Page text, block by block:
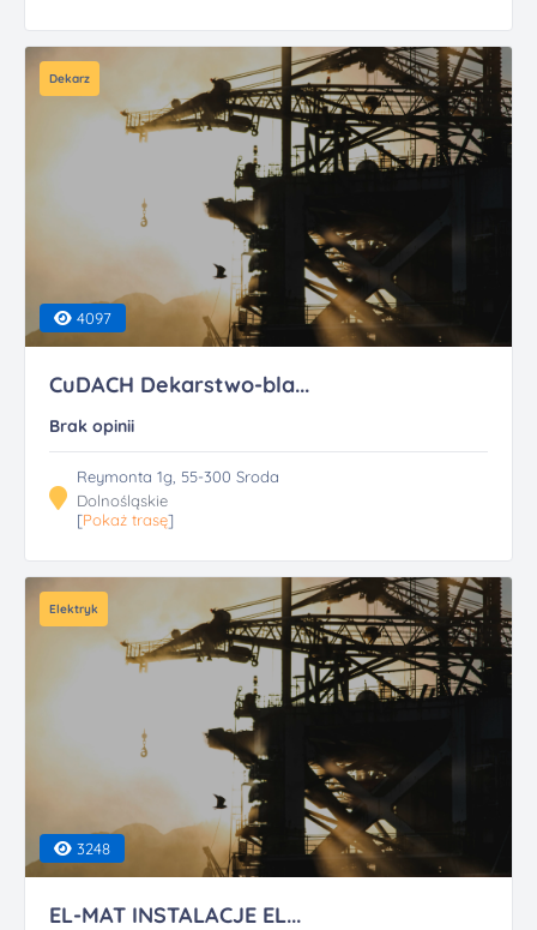
Dekarz
4097
CuDACH Dekarstwo-bla...
Brak opinii
Reymonta 1g, 55-300 Sroda
Dolnośląskie
[Pokaż trasę]
Elektryk
3248
EL-MAT INSTALACJE EL...